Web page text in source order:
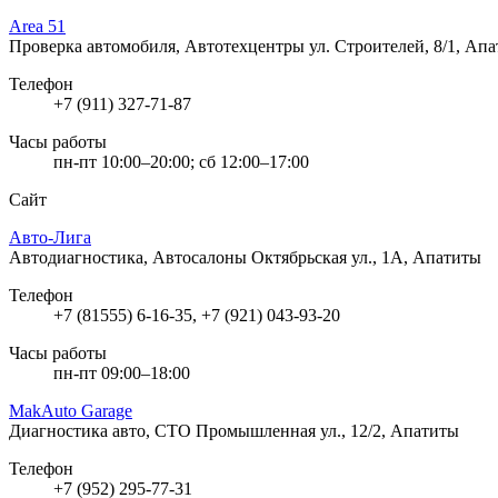
Area 51
Проверка автомобиля, Автотехцентры ул. Строителей, 8/1,
Телефон
+7 (911) 327-71-87
Часы работы
пн-пт 10:00–20:00; сб 12:00–17:00
Сайт
Авто-Лига
Автодиагностика, Автосалоны Октябрьская ул., 1А, Апатиты
Телефон
+7 (81555) 6-16-35, +7 (921) 043-93-20
Часы работы
пн-пт 09:00–18:00
MakAuto Garage
Диагностика авто, СТО Промышленная ул., 12/2, Апатиты
Телефон
+7 (952) 295-77-31